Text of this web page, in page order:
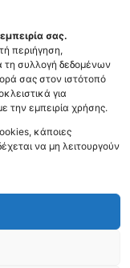
σας.
περιήγηση,
τη συλλογή δεδομένων
σας στον ιστότοπό
για
την εμπειρία χρήσης.
κάποιες
να μη λειτουργούν